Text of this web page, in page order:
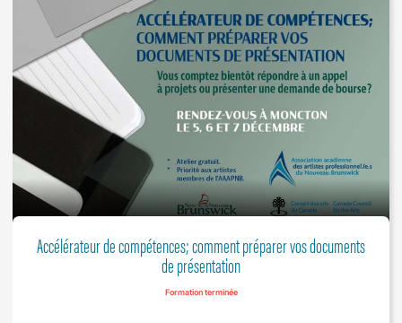
Accélérateur de compétences; comment préparer vos documents
de présentation
Formation terminée